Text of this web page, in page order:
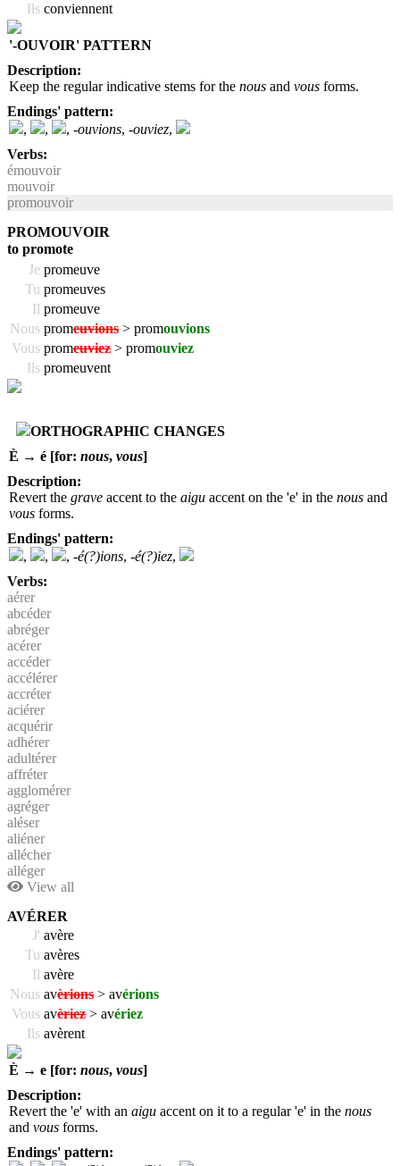
Ils conviennent
'-OUVOIR' PATTERN
Description:
Keep the regular indicative stems for the nous and vous forms.
Endings' pattern:
,
, , -ouvions, -ouviez,
Verbs:
émouvoir
mouvoir
promouvoir
PROMOUVOIR
to promote
Je promeuve
Tu promeuves
Il promeuve
Nous promeuvions > promouvions
Vous promeuviez > promouviez
Ils promeuvent
ORTHOGRAPHIC CHANGES
È → é [for: nous, vous]
Description:
Revert the grave accent to the aigu accent on the 'e' in the nous and
vous forms.
Endings' pattern:
,
, , -é(?)ions, -é(?)iez,
Verbs:
aérer
abcéder
abréger
acérer
accéder
accélérer
accréter
aciérer
acquérir
adhérer
adultérer
affréter
agglomérer
agréger
aléser
aliéner
allécher
alléger
View all
AVÉRER
J' avère
Tu avères
Il avère
Nous avèrions > avérions
Vous avèriez > avériez
Ils avèrent
È → e [for: nous, vous]
Description:
Revert the 'e' with an aigu accent on it to a regular 'e' in the nous
and vous forms.
Endings' pattern: